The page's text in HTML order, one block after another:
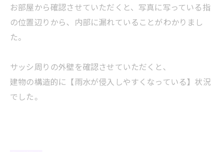
お部屋から確認させていただくと、写真に写っている指
の位置辺りから、内部に漏れていることがわかりまし
た。
サッシ周りの外壁を確認させていただくと、
建物の構造的に【雨水が侵入しやすくなっている】状況
でした。